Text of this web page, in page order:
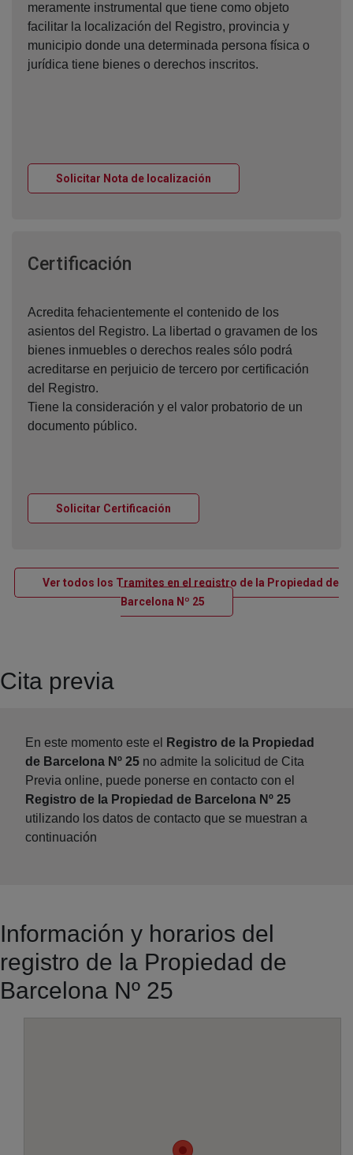
meramente instrumental que tiene como objeto
facilitar la localización del Registro, provincia y
municipio donde una determinada persona física o
jurídica tiene bienes o derechos inscritos.
Solicitar Nota de localización
Certificación
Acredita fehacientemente el contenido de los
asientos del Registro. La libertad o gravamen de los
bienes inmuebles o derechos reales sólo podrá
acreditarse en perjuicio de tercero por certificación
del Registro.
Tiene la consideración y el valor probatorio de un
documento público.
Solicitar Certificación
Ver todos los Tramites en el registro de la Propiedad de
Barcelona Nº 25Ventana nueva
Cita previa
En este momento este el
Registro de la Propiedad
de Barcelona Nº 25 no admite la solicitud de Cita
Previa online, puede ponerse en contacto con el
Registro de la Propiedad de Barcelona Nº 25
utilizando los datos de contacto que se muestran a
continuación
Información y horarios del
registro de la Propiedad de
Barcelona Nº 25